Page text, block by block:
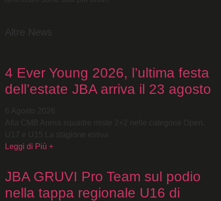
Altre News
4 Ever Young 2026, l’ultima festa
dell’estate JBA arriva il 23 agosto
6 Agosto 2026
Alla CMB Arena squadre miste 2+2 nelle categorie Open,
U17 e U15 La stagione estiva
Leggi di Più +
JBA GRUVI Pro Team sul podio
nella tappa regionale U16 di